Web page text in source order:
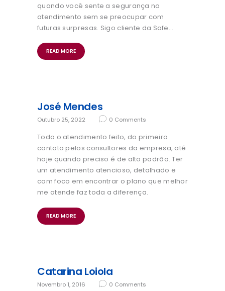
quando você sente a segurança no
atendimento sem se preocupar com
futuras surpresas. Sigo cliente da Safe…
READ MORE
José Mendes
Outubro 25, 2022 0 Comments
Todo o atendimento feito, do primeiro
contato pelos consultores da empresa, até
hoje quando preciso é de alto padrão. Ter
um atendimento atencioso, detalhado e
com foco em encontrar o plano que melhor
me atende faz toda a diferença.
READ MORE
Catarina Loiola
Novembro 1, 2016 0 Comments